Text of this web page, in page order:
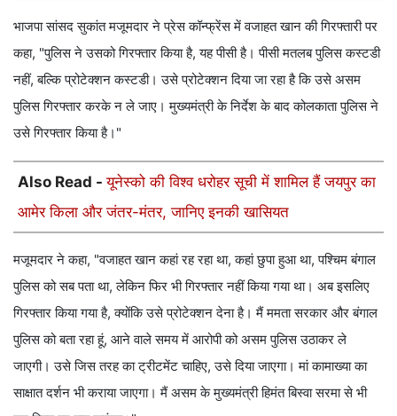
भाजपा सांसद सुकांत मजूमदार ने प्रेस कॉन्फ्रेंस में वजाहत खान की गिरफ्तारी पर
कहा, "पुलिस ने उसको गिरफ्तार किया है, यह पीसी है। पीसी मतलब पुलिस कस्टडी
नहीं, बल्कि प्रोटेक्शन कस्टडी। उसे प्रोटेक्शन दिया जा रहा है कि उसे असम
पुलिस गिरफ्तार करके न ले जाए। मुख्यमंत्री के निर्देश के बाद कोलकाता पुलिस ने
उसे गिरफ्तार किया है।"
Also Read -यूनेस्को की विश्व धरोहर सूची में शामिल हैं जयपुर का
आमेर किला और जंतर-मंतर, जानिए इनकी खासियत
मजूमदार ने कहा, "वजाहत खान कहां रह रहा था, कहां छुपा हुआ था, पश्चिम बंगाल
पुलिस को सब पता था, लेकिन फिर भी गिरफ्तार नहीं किया गया था। अब इसलिए
गिरफ्तार किया गया है, क्योंकि उसे प्रोटेक्शन देना है। मैं ममता सरकार और बंगाल
पुलिस को बता रहा हूं, आने वाले समय में आरोपी को असम पुलिस उठाकर ले
जाएगी। उसे जिस तरह का ट्रीटमेंट चाहिए, उसे दिया जाएगा। मां कामाख्या का
साक्षात दर्शन भी कराया जाएगा। मैं असम के मुख्यमंत्री हिमंत बिस्वा सरमा से भी